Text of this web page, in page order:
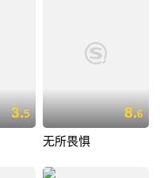
3.5 8.6
无所畏惧